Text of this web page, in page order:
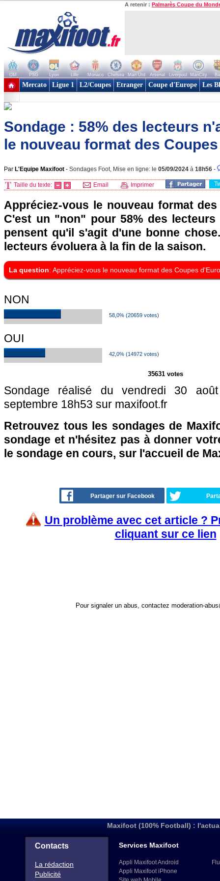
A retenir : Palmarès Coupe du
OM PSG Lyon Lille Monaco Chelsea Man Utd Arsenal Liverpool ManCity
+ de clubs
Mercato Ligue 1 L2/Coupes Etranger Coupe d'Europe Les
Sondage : 58% des lecteurs
le nouveau format des
Par L'Equipe Maxifoot - Sondages Foot, Mise en ligne: le 05/09/2024 à 18h56 -
Taille du texte: Email Imprimer
Appréciez-vous le nouveau format
C'est un "non" pour 58% des lecteurs
pensent qu'il s'agit d'une bonne
lecteurs évoluera à la fin de la saison.
La question: Appréciez-vous le nouveau format des Coupes
NON
58,0% (20659 votes)
OUI
42,0% (14972 votes)
35631 votes
Sondage réalisé du vendredi 30
septembre 18h53 sur maxifoot.fr
Retrouvez tous les sondages de
sondage et n'hésitez pas à donner
le sondage en cours, sur l'accueil de
Partager sur Facebook
Un problème avec cet article ?
cliquant sur ce lien
Pour signaler un abus, contactez moderation-
Maxifoot (100% Football) :
Contacts
La rédaction
Publicité
Services Maxifoot
Appli Maxifoot Android
Appli Maxifoot iPhone